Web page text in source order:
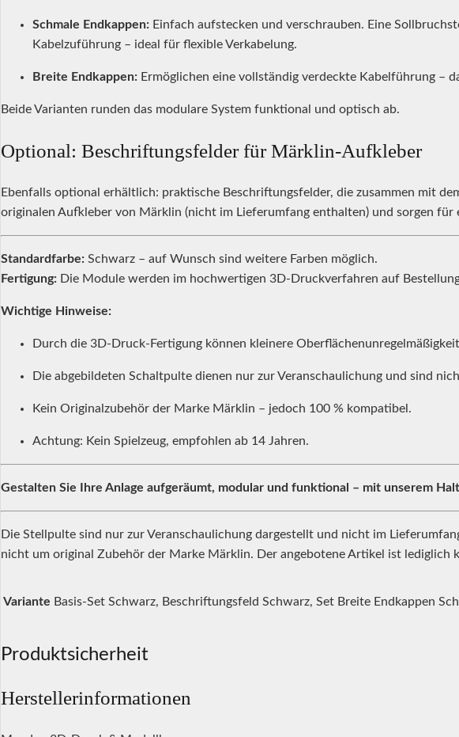
Schmale Endkappen: Einfach aufstecken und verschrauben. Eine
Kabelzuführung – ideal für flexible Verkabelung.
Breite Endkappen: Ermöglichen eine vollständig verdeckte Kabelführung –
Beide Varianten runden das modulare System funktional und optisch ab.
Optional: Beschriftungsfelder für Märklin-Aufkleber
Ebenfalls optional erhältlich: praktische Beschriftungsfelder, die zusammen mit
originalen Aufkleber von Märklin (nicht im Lieferumfang enthalten) und sorgen
Standardfarbe: Schwarz – auf Wunsch sind weitere Farben möglich.
Fertigung: Die Module werden im hochwertigen 3D-Druckverfahren auf
Wichtige Hinweise:
Durch die 3D-Druck-Fertigung können kleinere
Die abgebildeten Schaltpulte dienen nur zur Veranschaulichung und sind
Kein Originalzubehör der Marke Märklin – jedoch 100 % kompatibel.
Achtung: Kein Spielzeug, empfohlen ab 14 Jahren.
Gestalten Sie Ihre Anlage aufgeräumt, modular und funktional – mit unserem
Die Stellpulte sind nur zur Veranschaulichung dargestellt und nicht im
nicht um original Zubehör der Marke Märklin. Der angebotene Artikel ist lediglich
Variante Basis-Set Schwarz, Beschriftungsfeld Schwarz, Set Breite Endkappen
Produktsicherheit
Herstellerinformationen